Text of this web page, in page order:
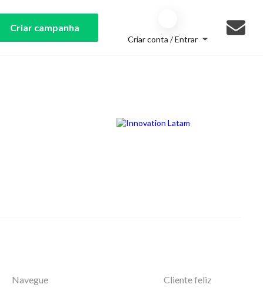
Criar campanha
Criar conta / Entrar
Navegue Cliente feliz